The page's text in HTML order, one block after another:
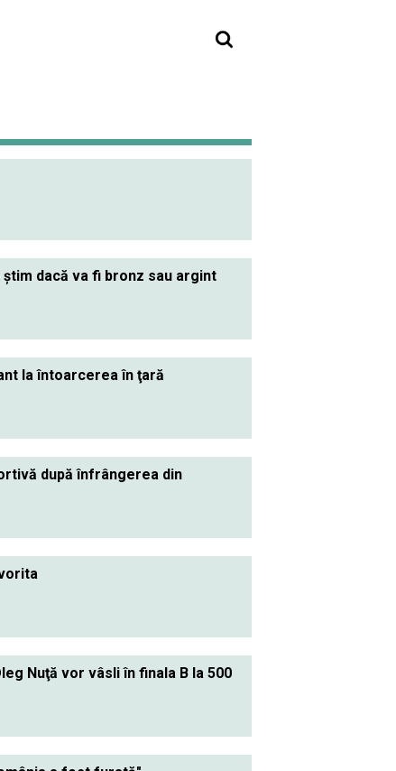
dacă va fi bronz sau argint
la întoarcerea în ţară
după înfrângerea din
Nuţă vor vâsli în finala B la 500